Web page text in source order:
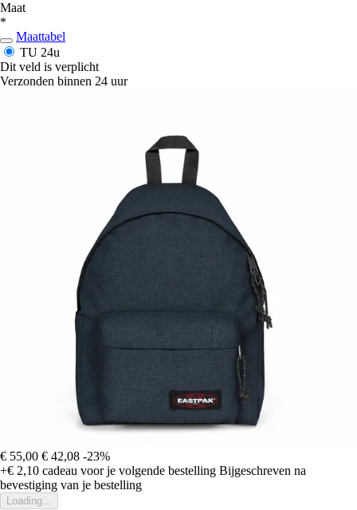
Maat
*
Maattabel
TU 24u
Dit veld is verplicht
Verzonden binnen 24 uur
€ 55,00 € 42,08 -23%
+€ 2,10 cadeau voor je volgende bestelling Bijgeschreven na
bevestiging van je bestelling
Loading...